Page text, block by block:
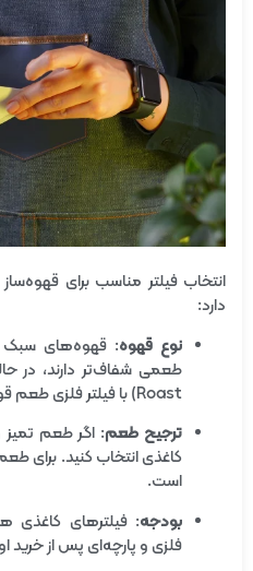
دارد:
نوع قهوه
Roast) با فیلتر فلزی طعم قوی‌تری ارائه می‌دهند.
ترجیح طعم: اگر طعم تمیز
کاغذی انتخاب کنید. برای
است.
بودجه: فیلترهای کاغذی
فلزی و پارچه‌ای پس از خرید